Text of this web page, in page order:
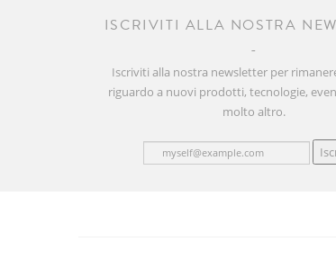
ISCRIVITI ALLA NOSTRA
Iscriviti alla nostra newsletter per
riguardo a nuovi prodotti, tecnologie,
molto altro.